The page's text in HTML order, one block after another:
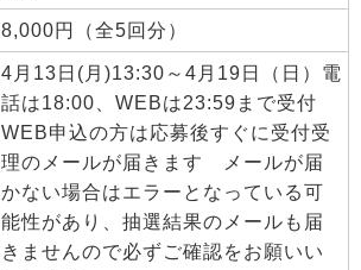
8,000円（全5回分）
4月13日(月)13:30～4月19日（日）電
話は18:00、WEBは23:59まで受付
WEB申込の方は応募後すぐに受付受
理のメールが届きます メールが届
かない場合はエラーとなっている可
能性があり、抽選結果のメールも届
きませんので必ずご確認をお願いい